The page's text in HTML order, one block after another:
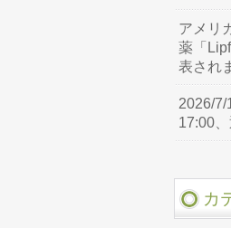
アメリ
薬「
表され
2026/7/
17:00
カ